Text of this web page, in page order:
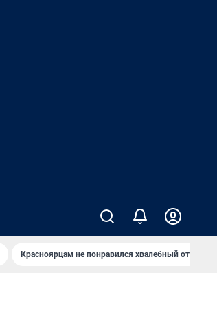
Красноярцам не понравился хвалебный отзыв о